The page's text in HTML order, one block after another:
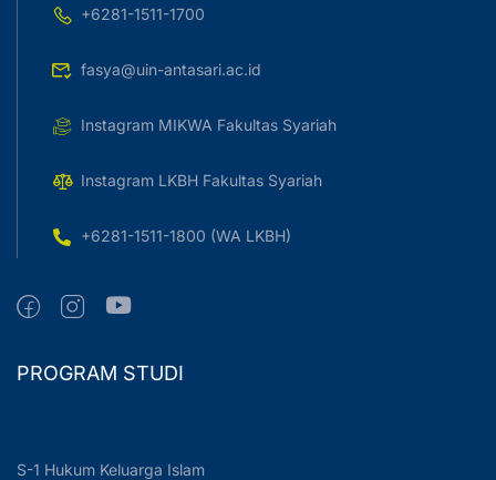
+6281-1511-1700
fasya@uin-antasari.ac.id
Instagram MIKWA Fakultas Syariah
Instagram LKBH Fakultas Syariah
+6281-1511-1800 (WA LKBH)
PROGRAM STUDI
S-1 Hukum Keluarga Islam